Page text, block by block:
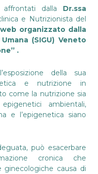
dalla Dr.ssa
e Nutrizionista del
organizzato dalla
(SIGU) Veneto
.
della sua
e nutrizione in
come la nutrizione sia
ambientali,
e l’epigenetica siano
può esacerbare
cronica che
ginecologiche causa di